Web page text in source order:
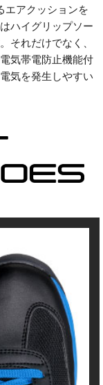
エアクッションを
ハイグリップソー
それだけでなく、
気帯電防止機能付
気を発生しやすい